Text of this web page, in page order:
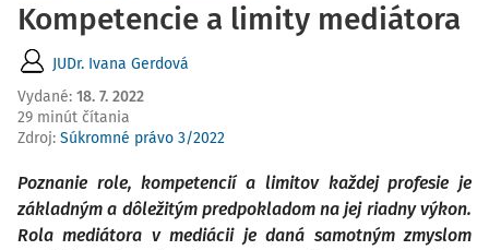
Kompetencie a limity mediátora
JUDr. Ivana Gerdová
Vydané: 18. 7. 2022
29 minút čítania
Zdroj: Súkromné právo 3/2022
Poznanie role, kompetencií a limitov každej profesie je
základným a dôležitým predpokladom na jej riadny výkon.
Rola mediátora v mediácii je daná samotným zmyslom